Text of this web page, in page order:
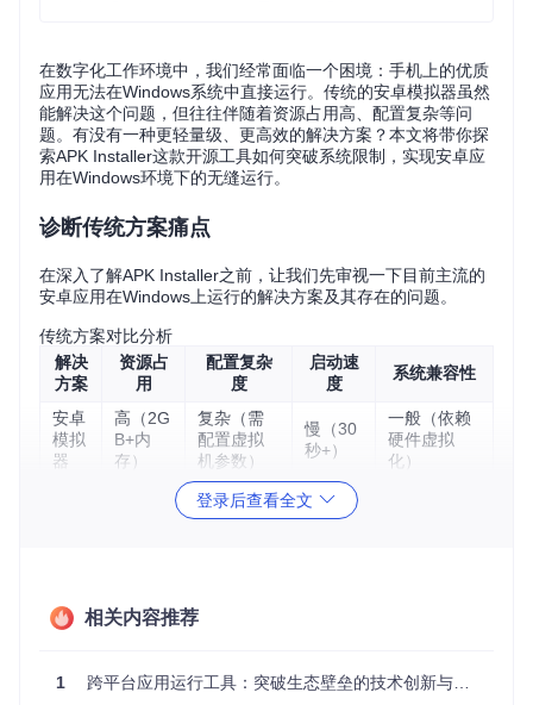
在数字化工作环境中，我们经常面临一个困境：手机上的优质
应用无法在Windows系统中直接运行。传统的安卓模拟器虽然
能解决这个问题，但往往伴随着资源占用高、配置复杂等问
题。有没有一种更轻量级、更高效的解决方案？本文将带你探
索APK Installer这款开源工具如何突破系统限制，实现安卓应
用在Windows环境下的无缝运行。
诊断传统方案痛点
在深入了解APK Installer之前，让我们先审视一下目前主流的
安卓应用在Windows上运行的解决方案及其存在的问题。
传统方案对比分析
解决
方案
资源占
用
配置复杂
度
启动速
度
系统兼容性
安卓
模拟
器
高（2G
B+内
存）
复杂（需
配置虚拟
机参数）
慢（30
秒+）
一般（依赖
硬件虚拟
化）
简单
中（依
赖网络
虚拟
极高 复杂
APK
Insta
低（<2
00MB
简单（无
需额外配
快（5
优秀（支持
Win10/11全
登录后查看全文
相关内容推荐
1 跨平台应用运行工具：突破生态壁垒的技术创新与实践指南